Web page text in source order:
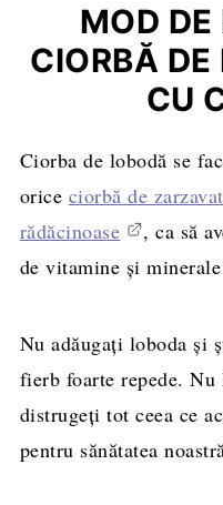
MOD DE
CIORBĂ DE
CU
Ciorba de lobodă se
orice ciorbă de zarzavat
rădăcinoase
, ca să
de vitamine și
Nu adăugați loboda și
fierb foarte repede.
distrugeți tot ceea ce
pentru sănătatea